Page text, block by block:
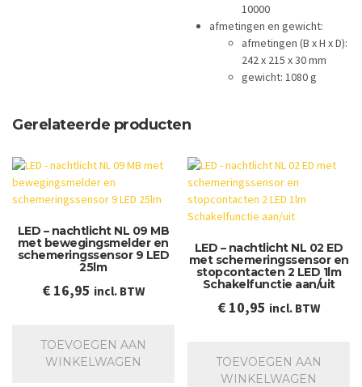
10000
afmetingen en gewicht:
afmetingen (B x H x D):
242 x 215 x 30 mm
gewicht: 1080 g
Gerelateerde producten
LED – nachtlicht NL 09 MB
met bewegingsmelder en
schemeringssensor 9 LED
25lm
€16,95 incl. BTW
TOEVOEGEN AAN
WINKELWAGEN
LED – nachtlicht NL 02 ED
met schemeringssensor en
stopcontacten 2 LED 1lm
Schakelfunctie aan/uit
€ 10,95 incl. BTW
TOEVOEGEN AAN
WINKELWAGEN